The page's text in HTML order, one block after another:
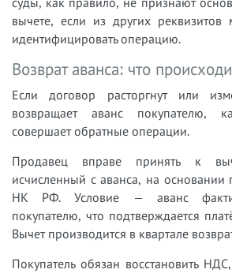
вычете, если из других
идентифицировать операцию.
Возврат аванса: что
Если договор расторгнут или
возвращает аванс покупателю,
совершает обратные операции.
Продавец вправе принять к
исчисленный с аванса, на основании
НК РФ. Условие — аванс
покупателю, что подтверждается
Вычет производится в квартале
Покупатель обязан восстановить